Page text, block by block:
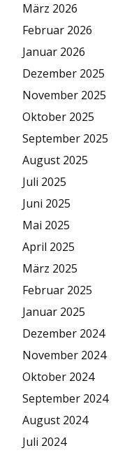
März 2026
Februar 2026
Januar 2026
Dezember 2025
November 2025
Oktober 2025
September 2025
August 2025
Juli 2025
Juni 2025
Mai 2025
April 2025
März 2025
Februar 2025
Januar 2025
Dezember 2024
November 2024
Oktober 2024
September 2024
August 2024
Juli 2024